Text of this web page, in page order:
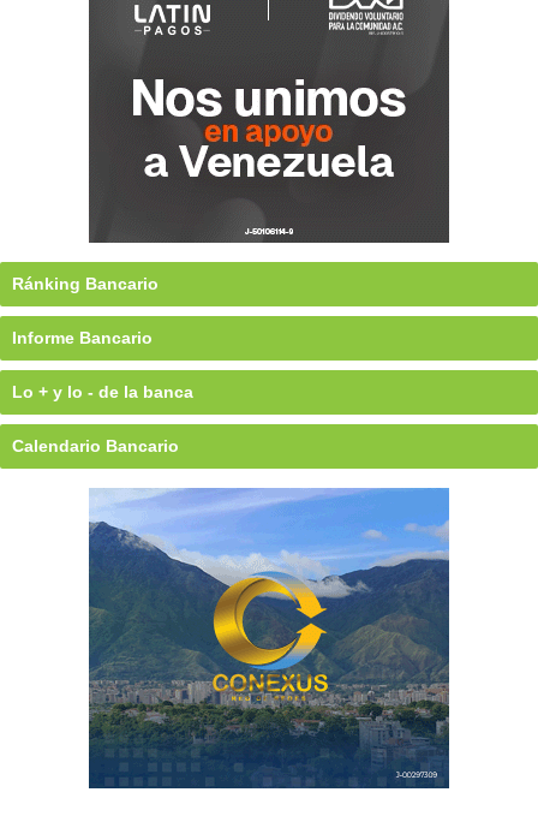
Ránking Bancario
Informe Bancario
Lo + y lo - de la banca
Calendario Bancario